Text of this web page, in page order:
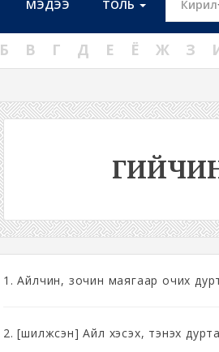
МЭДЭЭ ТОЛЬ Кирил
Б В Г Д Е Ё Ж З
1. Айлчин, зочин маягаар очих
2. [шилжсэн] Айл хэсэх, тэнэх